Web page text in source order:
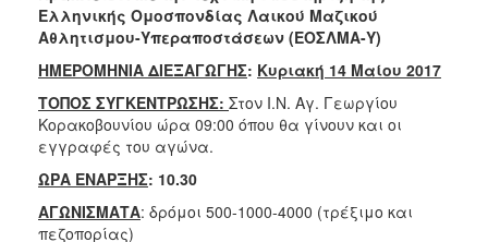
Ελληνικής Ομοσπονδίας Λαικού Μαζικού
Αθλητισμου-Υπεραποστάσεων (ΕΟΣΛΜΑ-Υ)
ΗΜΕΡΟΜΗΝΙΑ ΔΙΕΞΑΓΩΓΗΣ: Κυριακή 14 Μαίου 2017
ΤΟΠΟΣ ΣΥΓΚΕΝΤΡΩΣΗΣ: Στον Ι.Ν. Αγ. Γεωργίου
Κορακοβουνίου ώρα 09:00 όπου θα γίνουν και οι
εγγραφές του αγώνα.
ΩΡΑ ΕΝΑΡΞΗΣ: 10.30
ΑΓΩΝΙΣΜΑΤΑ: δρόμοι 500-1000-4000 (τρέξιμο και
πεζοπορίας)